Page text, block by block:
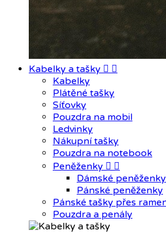
Kabelky a tašky  
Kabelky
Plátěné tašky
Síťovky
Pouzdra na mobil
Ledvinky
Nákupní tašky
Pouzdra na notebook
Peněženky  
Dámské peněženky
Pánské peněženky
Pánské tašky přes
Pouzdra a penály